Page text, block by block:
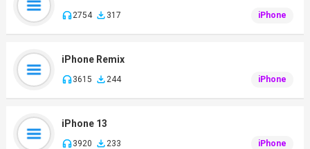
2754 317 iPhone
iPhone Remix
3615 244 iPhone
iPhone 13
3920 233 iPhone